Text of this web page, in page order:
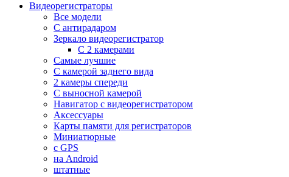
Видеорегистраторы
Все модели
C антирадаром
Зеркало видеорегистратор
С 2 камерами
Самые лучшие
С камерой заднего вида
2 камеры спереди
С выносной камерой
Навигатор с видеорегистратором
Аксессуары
Карты памяти для регистраторов
Миниатюрные
с GPS
на Android
штатные